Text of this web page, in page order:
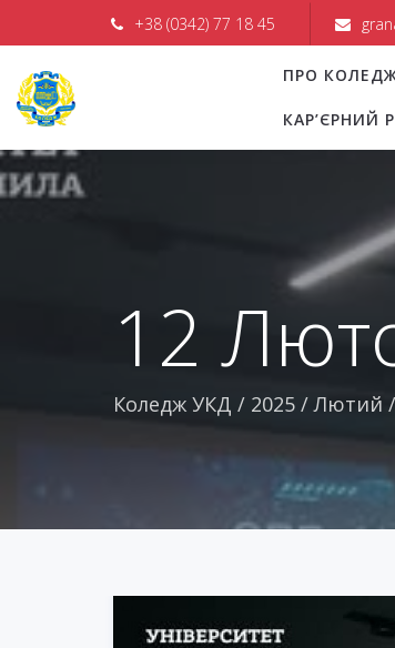
+38 (0342) 77 18 45
ПРО
КАР’ЄРНИЙ
12
Коледж УКД / 2025 /Лютий /